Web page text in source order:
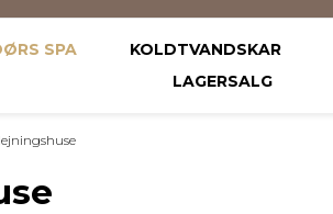
SPA KOLDTVANDSKAR
LAGERSALG